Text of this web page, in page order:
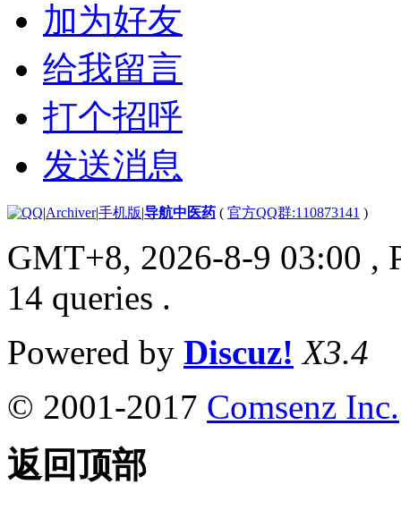
加为好友
给我留言
打个招呼
发送消息
|Archiver|手机版|导航中医药 ( 官方QQ群:110873141 )
GMT+8, 2026-8-9 03:00 ,
14 queries .
Powered by Discuz! X3.4
© 2001-2017 Comsenz Inc.
返回顶部